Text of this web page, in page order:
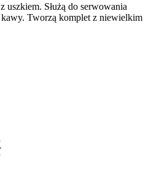
Służą do serwowania
kawy. Tworzą komplet z niewielkim